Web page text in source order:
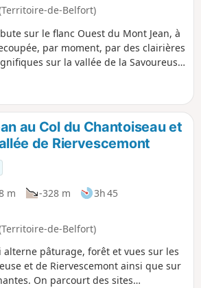
de-Belfort)
sur le flanc Ouest du Mont Jean, à
par moment, par des clairières
sur la vallée de la Savoureuse
de paix à la croisée des chemins,
qui permet d'avoir une vue sur la
et ses collines.
au Col du Chantoiseau et
de Riervescemont
m -328 m
3h 45
de-Belfort)
alterne pâturage, forêt et vues sur les
et de Riervescemont ainsi que sur
On parcourt des sites